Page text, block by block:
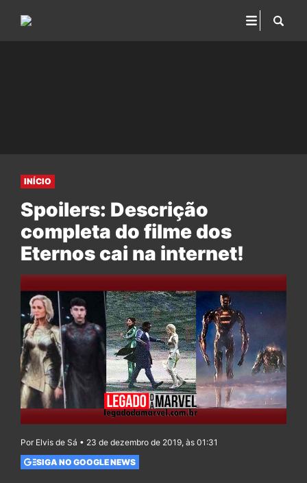
INÍCIO
Spoilers: Descrição
completa do filme dos
Eternos cai na internet!
Por Elvis de Sá • 23 de dezembro de 2019, às 01:31
SIGA NO GOOGLE NEWS